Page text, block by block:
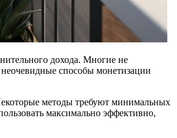
дохода. Многие не
способы монетизации
методы требуют минимальных
максимально эффективно,